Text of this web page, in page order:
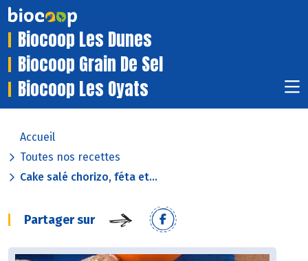
Biocoop Les Dunes
Biocoop Grain De Sel
Biocoop Les Oyats
Accueil
Toutes nos recettes
Cake salé chorizo, féta et...
Partager sur